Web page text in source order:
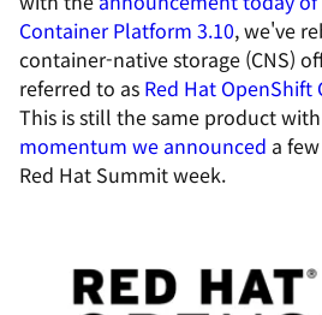
Container Platform 3.10, we've
container-native storage (CNS)
referred to as Red Hat
This is still the same product with
momentum we announced a
Red Hat Summit week.